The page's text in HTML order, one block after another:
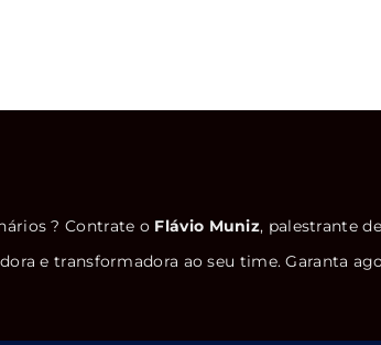
? Contrate o Flávio Muniz, palestrante de
e transformadora ao seu time. Garanta